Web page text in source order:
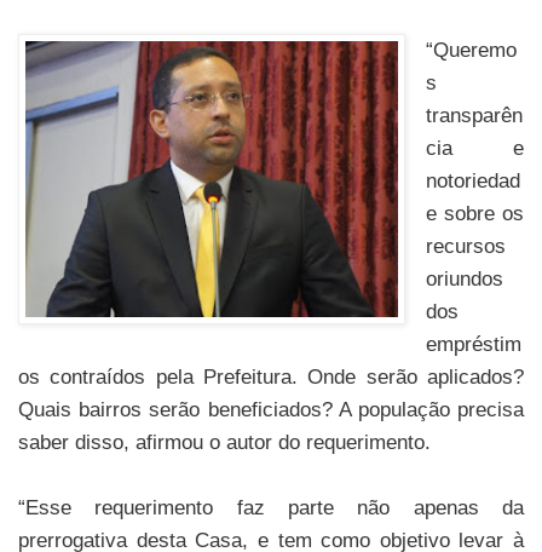
“Queremo
s
transparên
cia e
notoriedad
e sobre os
recursos
oriundos
dos
empréstim
os contraídos pela Prefeitura. Onde serão aplicados?
Quais bairros serão beneficiados? A população precisa
saber disso, afirmou o autor do requerimento.
“Esse requerimento faz parte não apenas da
prerrogativa desta Casa, e tem como objetivo levar à